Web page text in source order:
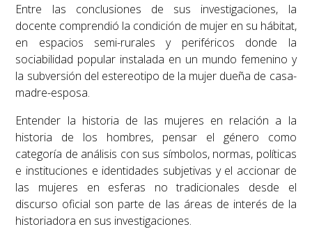
Entre las conclusiones de sus investigaciones, la
docente comprendió la condición de mujer en su hábitat,
en espacios semi-rurales y periféricos donde la
sociabilidad popular instalada en un mundo femenino y
la subversión del estereotipo de la mujer dueña de casa-
madre-esposa.
Entender la historia de las mujeres en relación a la
historia de los hombres, pensar el género como
categoría de análisis con sus símbolos, normas, políticas
e instituciones e identidades subjetivas y el accionar de
las mujeres en esferas no tradicionales desde el
discurso oficial son parte de las áreas de interés de la
historiadora en sus investigaciones.